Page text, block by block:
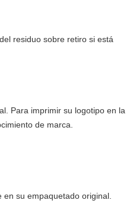
residuo sobre retiro si está
Para imprimir su logotipo en la
de marca.
su empaquetado original.